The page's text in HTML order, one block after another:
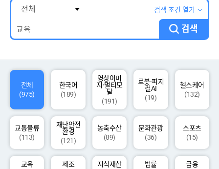
AI 데이터찾기
AI 허브소개
AI 개발지원
고객지원
검색 조건 열기
검색
전체
(975)
한국어
(189)
영상이미
지·멀티모
달
(191)
로봇·피지
컬AI
(19)
헬스케어
(132)
교통물류
(113)
재난안전
환경
(121)
농축수산
(89)
문화관광
(36)
스포츠
(15)
교육
제조
지식재산
법률
금융